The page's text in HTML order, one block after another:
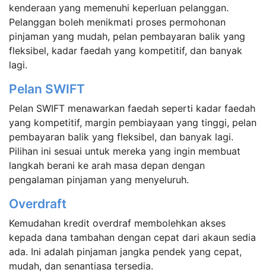
kenderaan yang memenuhi keperluan pelanggan.
Pelanggan boleh menikmati proses permohonan
pinjaman yang mudah, pelan pembayaran balik yang
fleksibel, kadar faedah yang kompetitif, dan banyak
lagi.
Pelan SWIFT
Pelan SWIFT menawarkan faedah seperti kadar faedah
yang kompetitif, margin pembiayaan yang tinggi, pelan
pembayaran balik yang fleksibel, dan banyak lagi.
Pilihan ini sesuai untuk mereka yang ingin membuat
langkah berani ke arah masa depan dengan
pengalaman pinjaman yang menyeluruh.
Overdraft
Kemudahan kredit overdraf membolehkan akses
kepada dana tambahan dengan cepat dari akaun sedia
ada. Ini adalah pinjaman jangka pendek yang cepat,
mudah, dan senantiasa tersedia.